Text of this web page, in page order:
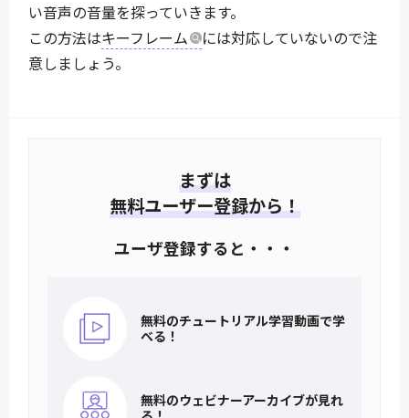
い音声の音量を探っていきます。
この方法はキーフレーム
には対応していないので注
意しましょう。
まずは
無料ユーザー登録から！
ユーザ登録すると・・・
無料のチュートリアル学習動画で学
べる！
無料のウェビナーアーカイブが見れ